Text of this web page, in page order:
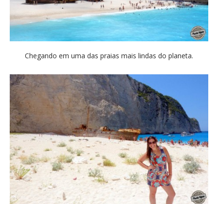
Chegando em uma das praias mais lindas do planeta.